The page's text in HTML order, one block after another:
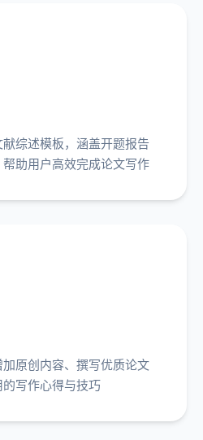
综述模板，涵盖开题报告
助用户高效完成论文写作
原创内容、撰写优质论文
写作心得与技巧